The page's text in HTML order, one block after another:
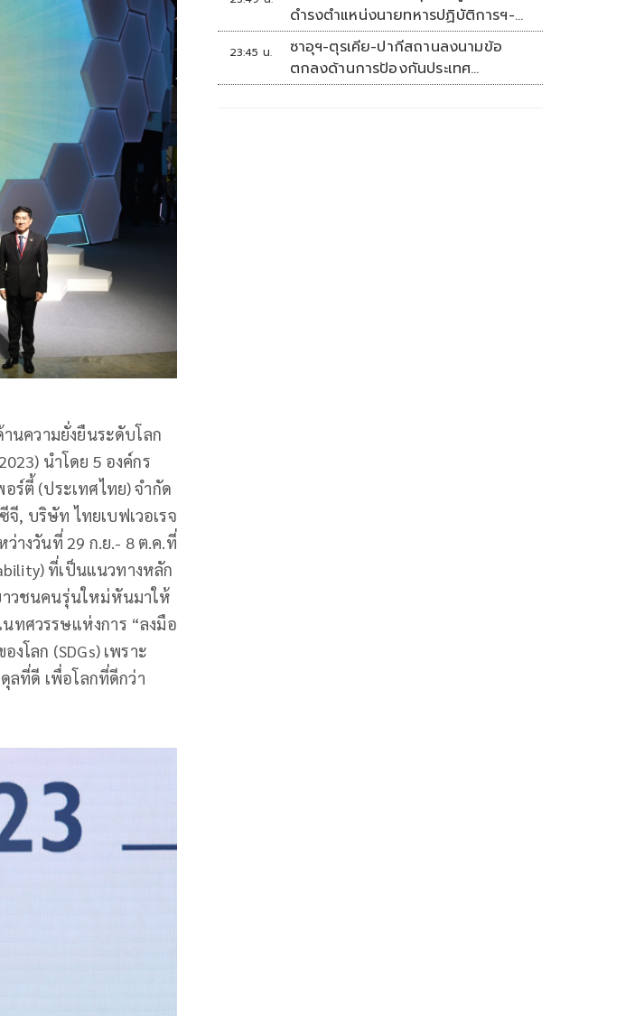
นความยั่งยืนระดับโลก
นำโดย 5 องค์กร
ร์ตี้ (ประเทศไทย) จำกัด
, บริษัท ไทยเบฟเวอเรจ
างวันที่ 29 ก.ย.- 8 ต.ค.ที่
ที่เป็นแนวทางหลัก
าวชนคนรุ่นใหม่หันมาให้
ทศวรรษแห่งการ “ลงมือ
โลก (SDGs) เพราะ
ลที่ดี เพื่อโลกที่ดีกว่า
ดำรงตำแหน่งนายทหารปฏิบัติการฯ-
พระราชทานยศ 'พลตรี'
23:45 น.
ซาอุฯ-ตุรเคีย-ปากีสถานลงนามข้อ
ตกลงด้านการป้องกันประเทศ
ท่ามกลางสงครามในภูมิภาค